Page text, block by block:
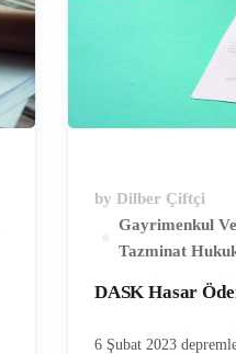
by Dilber Çiftçi
Gayrimenkul
Tazminat
DASK Hasar
6 Şubat 2023